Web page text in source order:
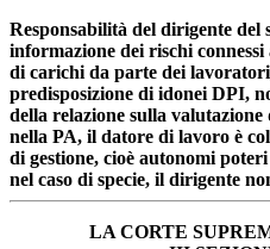
Responsabilità del dirigente del
informazione dei rischi
di carichi da parte dei
predisposizione di idonei DPI,
della relazione sulla valutazione
nella PA, il datore di lavoro è
di gestione, cioè autonomi
nel caso di specie, il dirigente
LA CORTE